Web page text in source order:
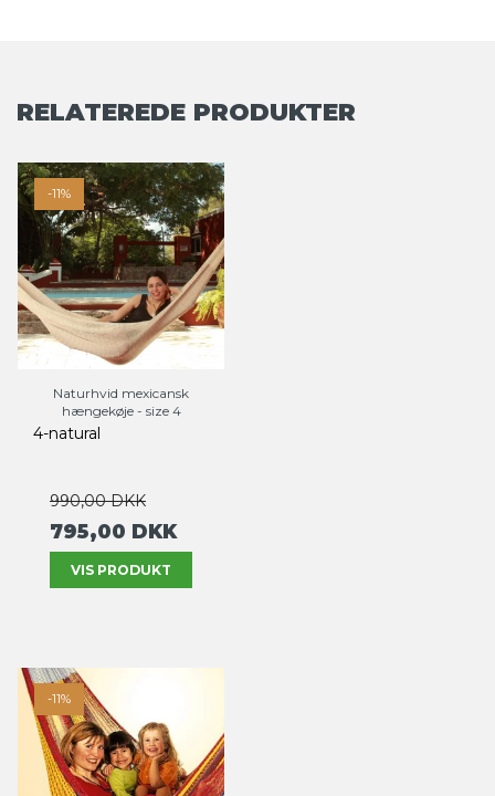
RELATEREDE PRODUKTER
-11%
Naturhvid mexicansk
hængekøje - size 4
4-natural
990,00 DKK
795,00 DKK
VIS PRODUKT
-11%